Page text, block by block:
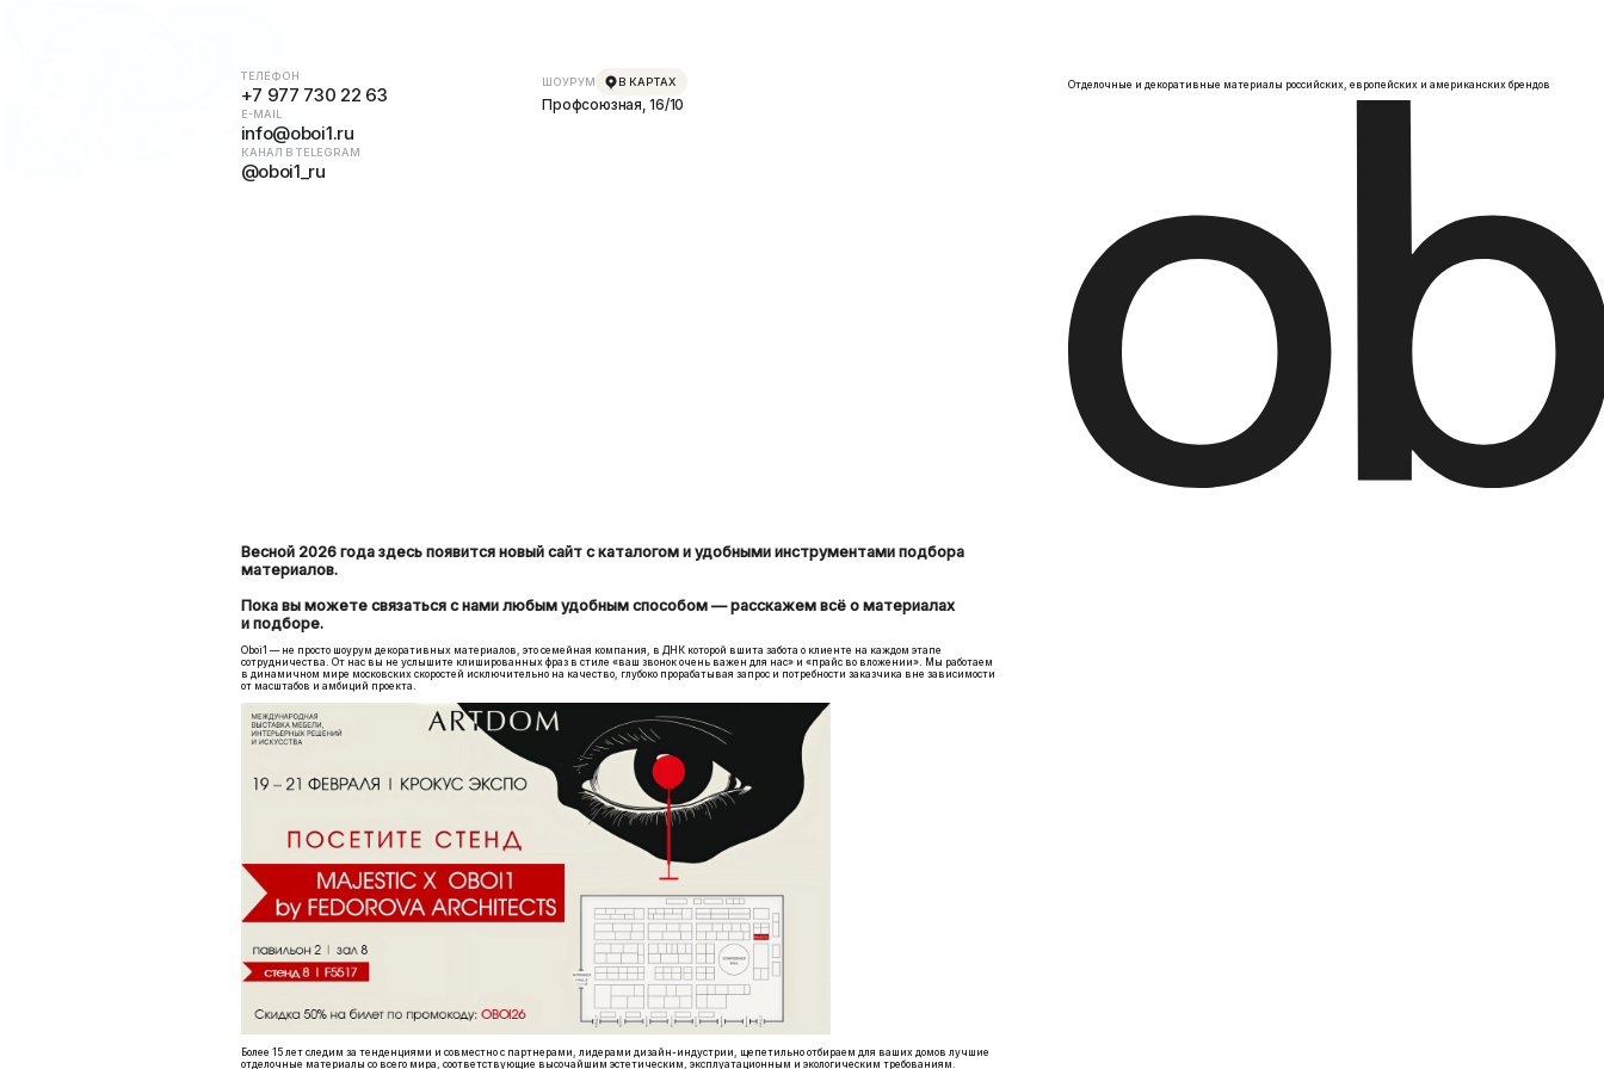
ТЕЛЕФОН
+7 977 730 22 63
E-MAIL
info@oboi1.ru
КАНАЛ В TELEGRAM
@oboi1_ru
ШОУРУМ В КАРТАХ
Профсоюзная, 16/10
Отделочные и декоративные материалы российских, европейских и американских брендов
Весной 2026 года здесь появится новый сайт с каталогом и удобными инструментами подбора
материалов.
Пока вы можете связаться с нами любым удобным способом — расскажем всё о материалах
и подборе.
Oboi1 — не просто шоурум декоративных материалов, это семейная компания, в ДНК которой вшита забота о клиенте на каждом этапе
сотрудничества. От нас вы не услышите клишированных фраз в стиле «ваш звонок очень важен для нас» и «прайс во вложении». Мы работаем
в динамичном мире московских скоростей исключительно на качество, глубоко прорабатывая запрос и потребности заказчика вне зависимости
от масштабов и амбиций проекта.
Более 15 лет следим за тенденциями и совместно с партнерами, лидерами дизайн-индустрии, щепетильно отбираем для ваших домов лучшие
отделочные материалы со всего мира, соответствующие высочайшим эстетическим, эксплуатационным и экологическим требованиям.